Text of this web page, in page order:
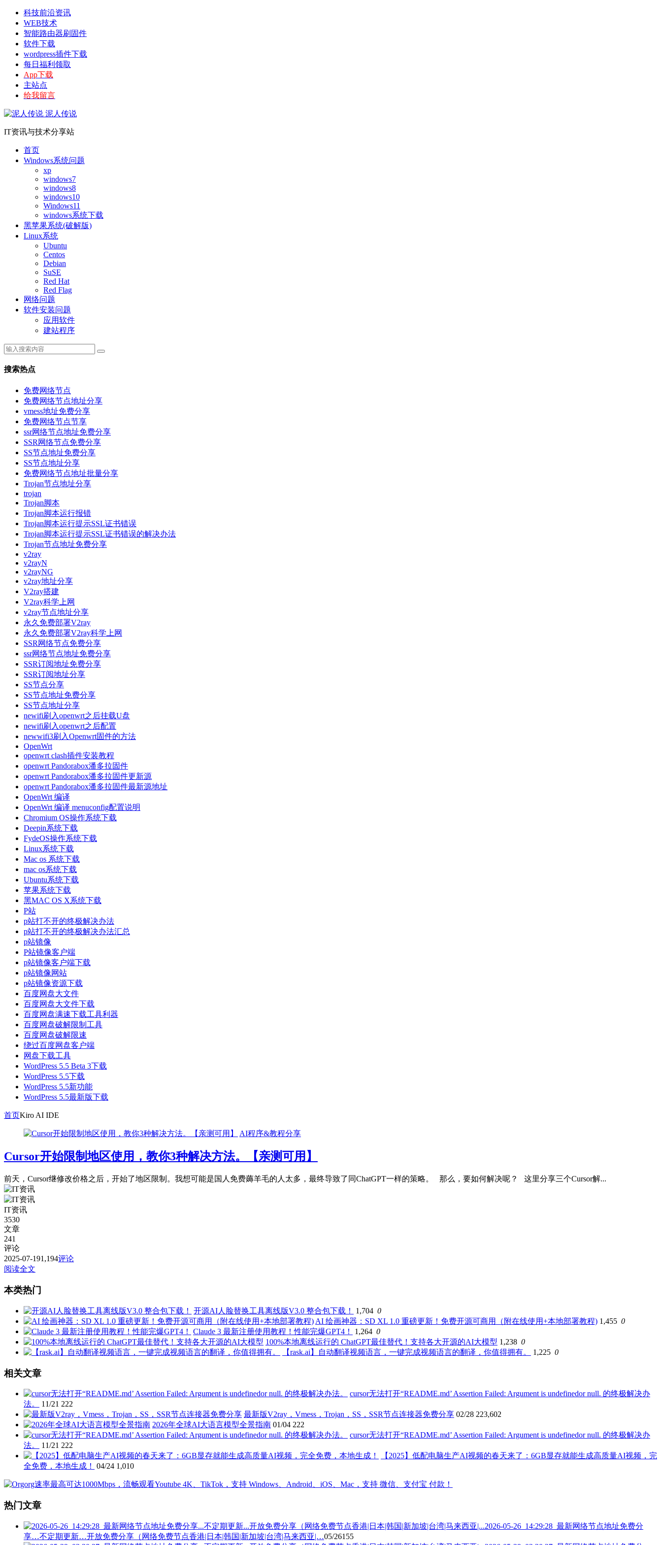
科技前沿资讯
WEB技术
智能路由器刷固件
软件下载
wordpress插件下载
每日福利领取
App下载
主站点
给我留言
泥人传说
IT资讯与技术分享站
首页
Windows系统问题
xp
windows7
windows8
windows10
Windows11
windows系统下载
黑苹果系统(破解版)
Linux系统
Ubuntu
Centos
Debian
SuSE
Red Hat
Red Flag
网络问题
软件安装问题
应用软件
建站程序
搜索热点
免费网络节点
免费网络节点地址分享
vmess地址免费分享
免费网络节点节享
ssr网络节点地址免费分享
SSR网络节点免费分享
SS节点地址免费分享
SS节点地址分享
免费网络节点地址批量分享
Trojan节点地址分享
trojan
Trojan脚本
Trojan脚本运行报错
Trojan脚本运行提示SSL证书错误
Trojan脚本运行提示SSL证书错误的解决办法
Trojan节点地址免费分享
v2ray
v2rayN
v2rayNG
v2ray地址分享
V2ray搭建
V2ray科学上网
v2ray节点地址分享
永久免费部署V2ray
永久免费部署V2ray科学上网
SSR网络节点免费分享
ssr网络节点地址免费分享
SSR订阅地址免费分享
SSR订阅地址分享
SS节点分享
SS节点地址免费分享
SS节点地址分享
newifi刷入openwrt之后挂载U盘
newifi刷入openwrt之后配置
newwifi3刷入Openwrt固件的方法
OpenWrt
openwrt clash插件安装教程
openwrt Pandorabox潘多拉固件
openwrt Pandorabox潘多拉固件更新源
openwrt Pandorabox潘多拉固件最新源地址
OpenWrt 编译
OpenWrt 编译 menuconfig配置说明
Chromium OS操作系统下载
Deepin系统下载
FydeOS操作系统下载
Linux系统下载
Mac os 系统下载
mac os系统下载
Ubuntu系统下载
苹果系统下载
黑MAC OS X系统下载
P站
p站打不开的终极解决办法
p站打不开的终极解决办法汇总
p站镜像
P站镜像客户端
p站镜像客户端下载
p站镜像网站
p站镜像资源下载
百度网盘大文件
百度网盘大文件下载
百度网盘满速下载工具利器
百度网盘破解限制工具
百度网盘破解限速
绕过百度网盘客户端
网盘下载工具
WordPress 5.5 Beta 3下载
WordPress 5.5下载
WordPress 5.5新功能
WordPress 5.5最新版下载
首页Kiro AI IDE
AI程序&教程分享
Cursor开始限制地区使用，教你3种解决方法。【亲测可用】
前天，Cursor继修改价格之后，开始了地区限制。我想可能是国人免费薅羊毛的人太多，最终导致了同ChatGPT一样的策略。 那么，要如何解决呢？ 这里分享三个Cursor解...
IT资讯
3530
文章
241
评论
2025-07-191,194评论
阅读全文
本类热门
开源AI人脸替换工具离线版V3.0 整合包下载！ 1,704 0
AI 绘画神器：SD XL 1.0 重磅更新！免费开源可商用（附在线使用+本地部署教程) 1,455 0
Claude 3 最新注册使用教程！性能完爆GPT4！
1,264 0
100%本地离线运行的 ChatGPT最佳替代！支持各大开源的AI大模型 1,238 0
【rask.ai】自动翻译视频语言，一键完成视频语言的翻译，你值得拥有。
1,225 0
相关文章
cursor无法打开“README.md’ Assertion Failed: Argument is undefinedor null. 的终极解决办
法。
11/21 222
最新版V2ray，Vmess，Trojan，SS，SSR节点连接器免费分享 02/28 223,602
2026年全球AI大语言模型全景指南 01/04 222
cursor无法打开“README.md’ Assertion Failed: Argument is undefinedor null. 的终极解决办
法。
11/21 222
【2025】低配电脑生产AI视频的春天来了：6GB显存就能生成高质量AI视频，完
全免费，本地生成！
04/24 1,010
热门文章
2026-05-26_14:29:28_最新网络节点地址免费分
享…不定期更新…开放免费分享（网络免费节点香港|日本|韩国|新加坡|台湾|马来西亚|…05/26155